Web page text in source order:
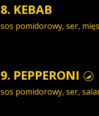
8. KEBAB
sos pomidorowy, ser,
9. PEPPERONI
sos pomidorowy, ser,